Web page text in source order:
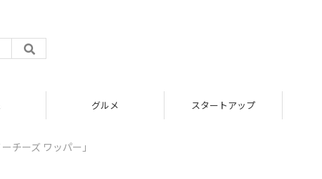
グルメ スタートアップ
チーズ ワッパー」